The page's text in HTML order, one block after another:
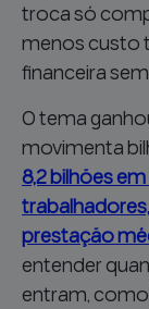
troca só
menos custo
financeira
O tema
movimenta
8,2 bilhões em
prestação
entender
entram,